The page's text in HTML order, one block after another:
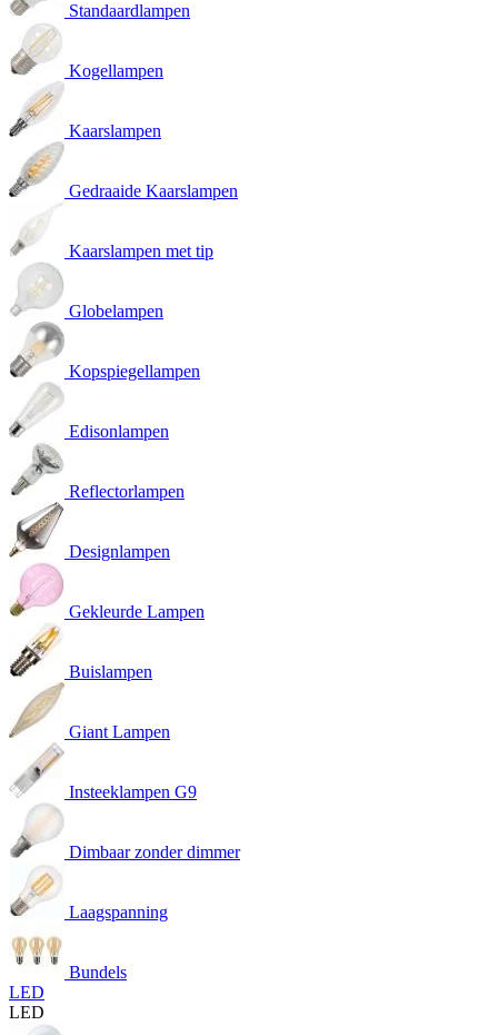
Standaardlampen
Kogellampen
Kaarslampen
Gedraaide Kaarslampen
Kaarslampen met tip
Globelampen
Kopspiegellampen
Edisonlampen
Reflectorlampen
Designlampen
Gekleurde Lampen
Buislampen
Giant Lampen
Insteeklampen G9
Dimbaar zonder dimmer
Laagspanning
Bundels
LED
LED